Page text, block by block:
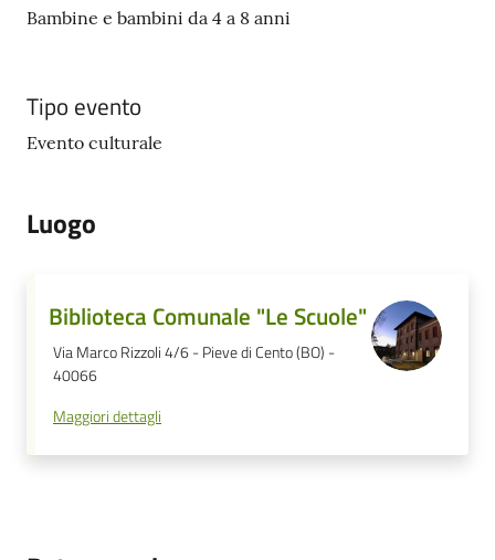
Bambine e bambini da 4 a 8 anni
Tipo evento
Evento culturale
Luogo
Biblioteca Comunale "Le Scuole"
Via Marco Rizzoli 4/6 - Pieve di Cento (BO) -
40066
Maggiori dettagli